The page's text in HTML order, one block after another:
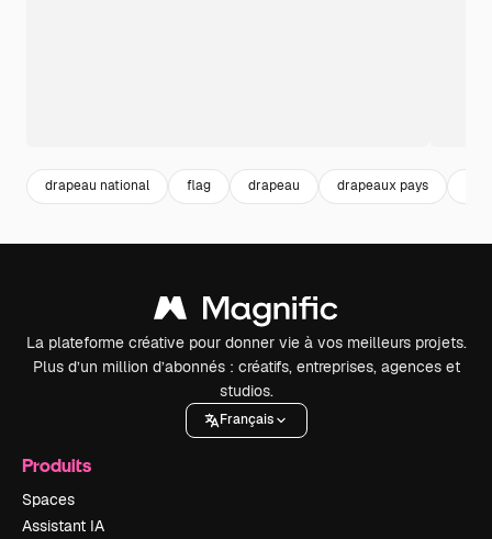
drapeau national flag drapeau drapeaux pays
La plateforme créative pour donner vie à vos meilleurs projets.
Plus d’un million d’abonnés : créatifs, entreprises, agences et
studios.
Français
Produits
Spaces
Assistant IA